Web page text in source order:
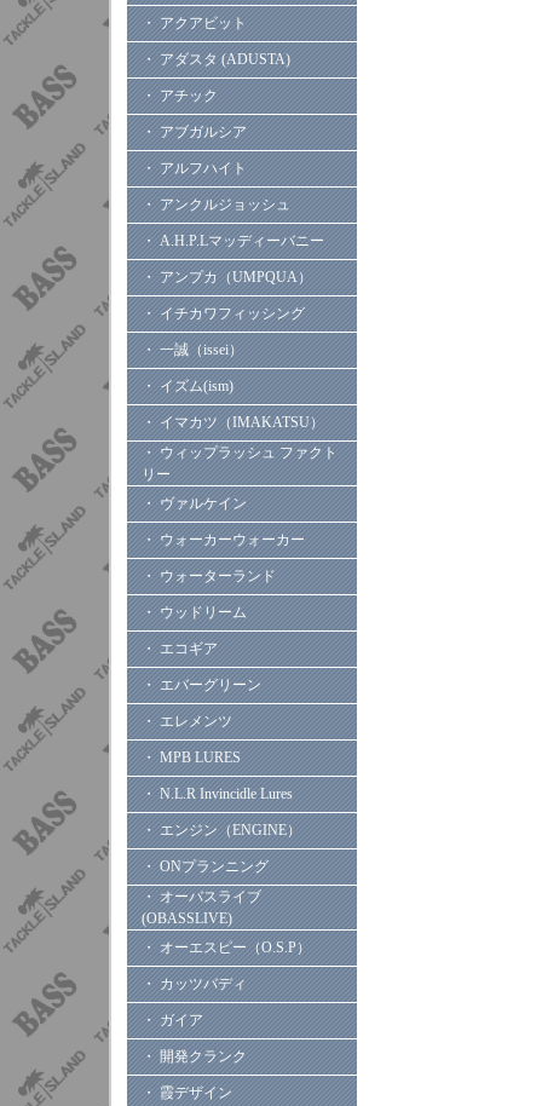
・ アクアビット
・ アダスタ (ADUSTA)
・ アチック
・ アブガルシア
・ アルフハイト
・ アンクルジョッシュ
・ A.H.P.Lマッディーバニー
・ アンプカ（UMPQUA）
・ イチカワフィッシング
・ 一誠（issei）
・ イズム(ism)
・ イマカツ（IMAKATSU）
・ ウィップラッシュ ファクト
リー
・ ヴァルケイン
・ ウォーカーウォーカー
・ ウォーターランド
・ ウッドリーム
・ エコギア
・ エバーグリーン
・ エレメンツ
・ MPB LURES
・ N.L.R Invincidle Lures
・ エンジン（ENGINE）
・ ONプランニング
・ オーバスライブ
(OBASSLIVE)
・ オーエスピー（O.S.P）
・ カッツバディ
・ ガイア
・ 開発クランク
・ 霞デザイン